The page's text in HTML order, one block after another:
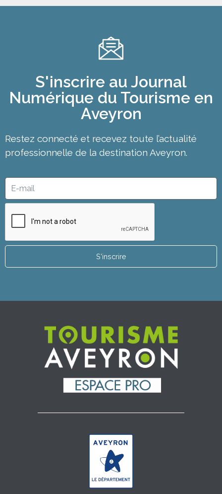
S'inscrire au Journal
Numérique du Tourisme en
Aveyron
Restez connecté et recevez toute l’actualité
professionnelle de la destination Aveyron.
S'inscrire